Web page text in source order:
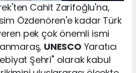
Cahit Zarifoğlu'na,
Özdenören'e kadar Türk
pek çok önemli ismi
UNESCO Yaratıcı
Şehri" olarak kabul